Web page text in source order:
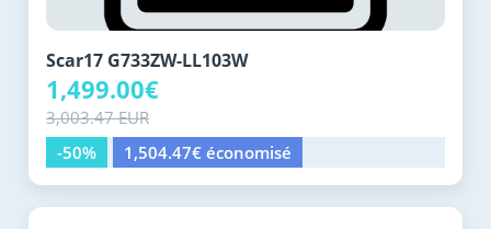
Scar17 G733ZW-LL103W
1,499.00€
3,003.47 EUR
-50%
1,504.47€ économisé